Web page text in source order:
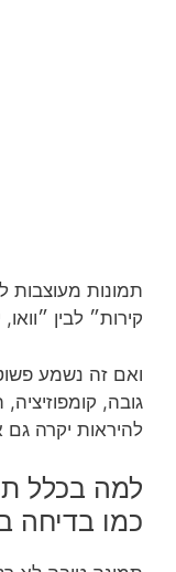
תמונות מעוצבות
קירות״ לבין
ואם זה נשמע
גובה,
להיראות יקרה
למה בכלל
כמו בדיחה